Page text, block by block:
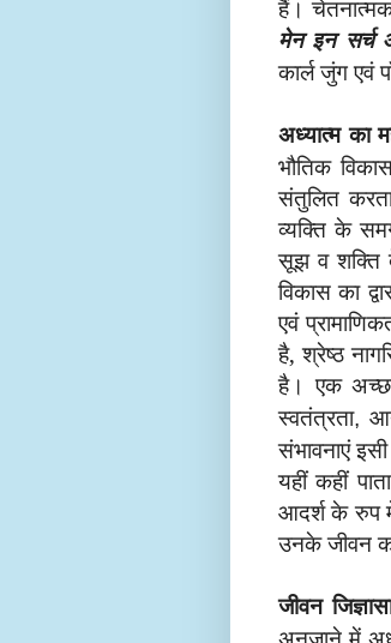
हैं।
मेन इन सर्च
कार्ल जुंग एवं
अध्यात्म का
भौतिक
संतुलित
व्यक्ति के
सूझ व शक्ति
विकास का
एवं
है, श्रेष्ठ
है। एक
स्वतंत्रता,
संभावनाएं
यहीं कहीं
आदर्श के रुप
उनके जीवन
जीवन